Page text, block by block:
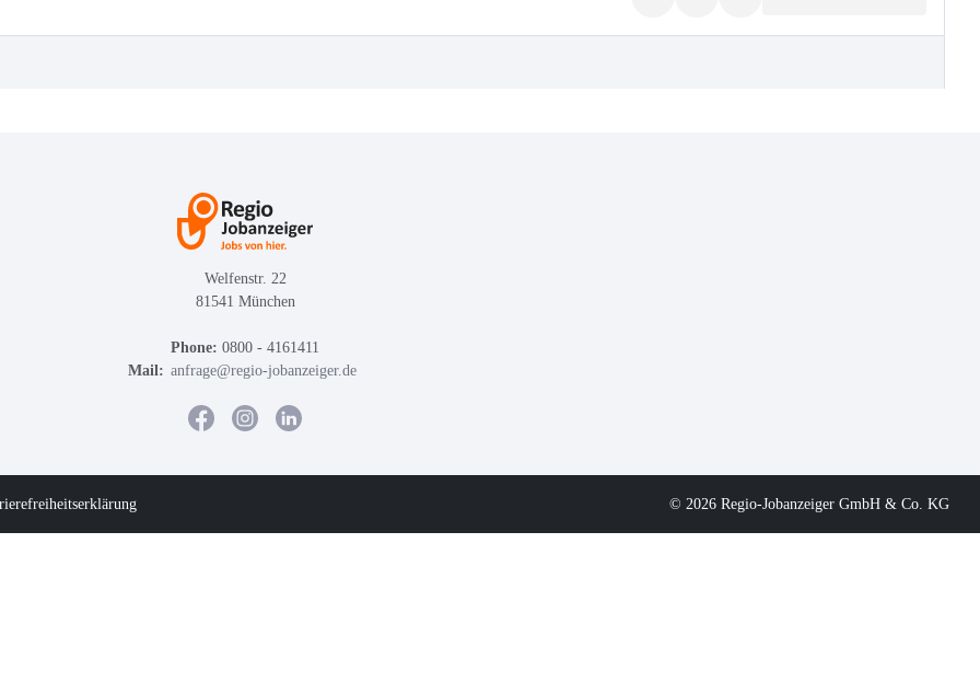
Welfenstr. 22
81541 München
Phone: 0800 - 4161411
Mail: anfrage@regio-jobanzeiger.de
© 2026 Regio-Jobanzeiger GmbH & Co. KG